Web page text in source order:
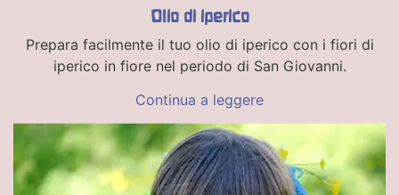
Olio di iperico
Prepara facilmente il tuo olio di iperico con i fiori di
iperico in fiore nel periodo di San Giovanni.
Continua a leggere